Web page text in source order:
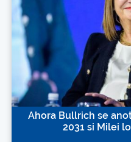
Ahora Bullrich se
2031 si Milei